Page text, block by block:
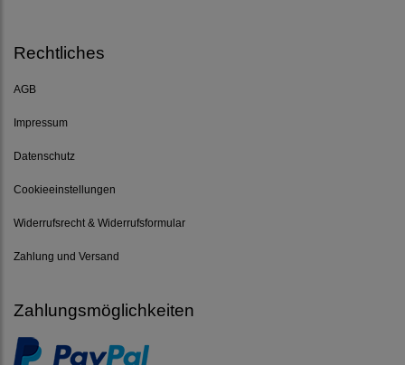
Rechtliches
AGB
Impressum
Datenschutz
Cookieeinstellungen
Widerrufsrecht & Widerrufsformular
Zahlung und Versand
Zahlungsmöglichkeiten